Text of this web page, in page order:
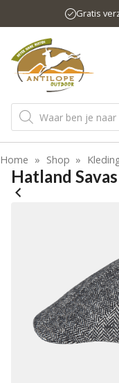
naar
inhoud
Gratis
Producten
zoeken
Home » Shop »
Hatland